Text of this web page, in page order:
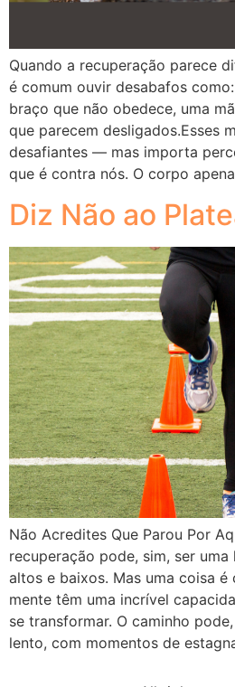
Quando a recuperação parece
é comum ouvir desabafos como:
braço que não obedece, uma
que parecem desligados.Esses
desafiantes — mas importa
que é contra nós. O corpo
Diz Não ao
Não Acredites Que Parou Por
recuperação pode, sim, ser
altos e baixos. Mas uma coisa
mente têm uma incrível
se transformar. O caminho
lento, com momentos de